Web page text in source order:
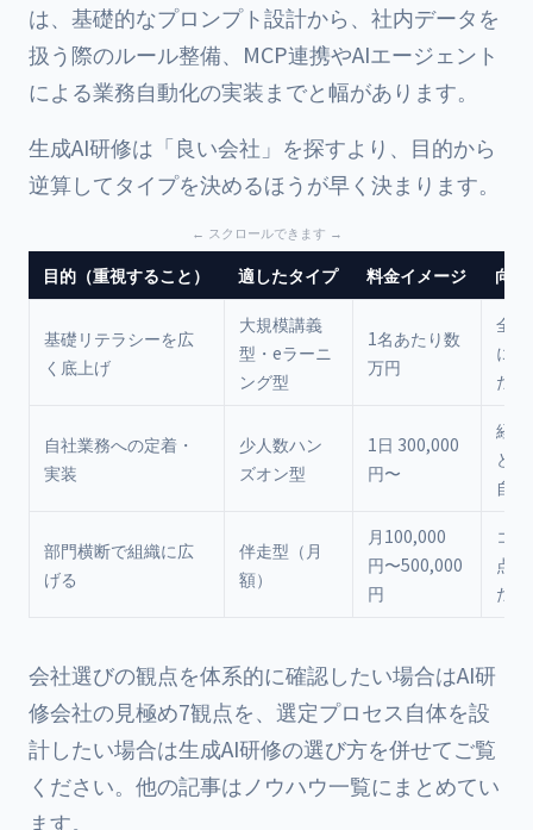
は、基礎的なプロンプト設計から、社内データを
扱う際のルール整備、MCP連携やAIエージェント
による業務自動化の実装までと幅があります。
生成AI研修は「良い会社」を探すより、目的から
逆算してタイプを決めるほうが早く決まります。
目的（重視すること） 適したタイプ 料金イメージ 向
基礎リテラシーを広
く底上げ
大規模講義
型・eラーニ
ング型
1名あたり数
万円
全
に
たい
自社業務への定着・
実装
少人数ハン
ズオン型
1日 300,000
円〜
経
ど
自
部門横断で組織に広
げる
伴走型（月
額）
月100,000
円〜500,000
円
コ
点
たい
会社選びの観点を体系的に確認したい場合はAI研
修会社の見極め7観点を、選定プロセス自体を設
計したい場合は生成AI研修の選び方を併せてご覧
ください。他の記事は ノウハウ一覧にまとめてい
ます。